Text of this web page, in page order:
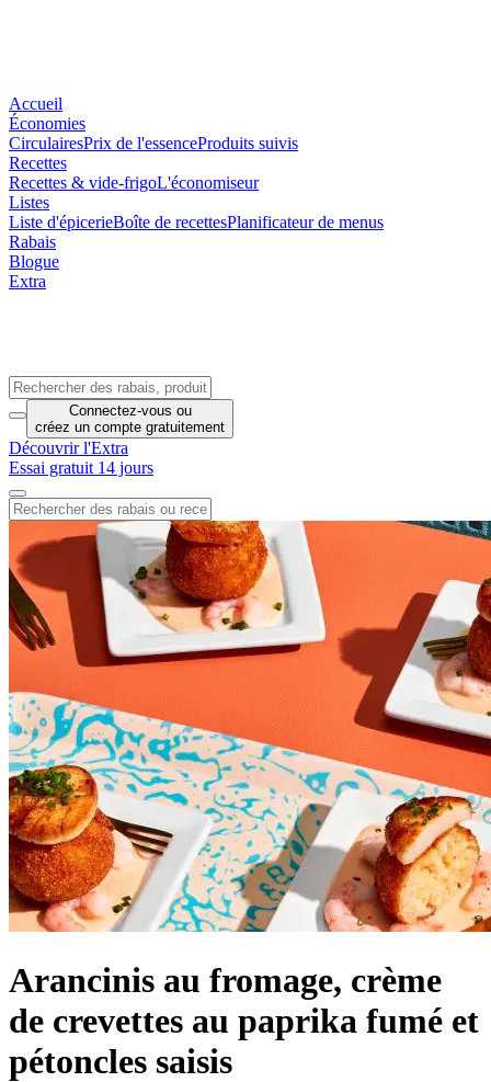
Accueil
Économies
CirculairesPrix de l'essenceProduits suivis
Recettes
Recettes & vide-frigoL'économiseur
Listes
Liste d'épicerieBoîte de recettesPlanificateur de menus
Rabais
Blogue
Extra
Connectez-vous ou
créez un compte gratuitement
Découvrir l'Extra
Essai gratuit 14 jours
Arancinis au fromage, crème
de crevettes au paprika fumé et
pétoncles saisis